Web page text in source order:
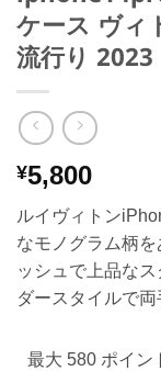
ケース ヴィ
流行り 2023
¥5,800
ルイヴィトン
なモノグラム柄
ッシュで上品な
ダースタイルで
最大 580 ポイン